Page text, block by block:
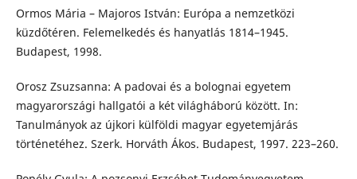
Ormos Mária – Majoros István: Európa a nemzetközi
küzdőtéren. Felemelkedés és hanyatlás 1814–1945.
Budapest, 1998.
Orosz Zsuzsanna: A padovai és a bolognai egyetem
magyarországi hallgatói a két világháború között. In:
Tanulmányok az újkori külföldi magyar egyetemjárás
történetéhez. Szerk. Horváth Ákos. Budapest, 1997. 223–260.